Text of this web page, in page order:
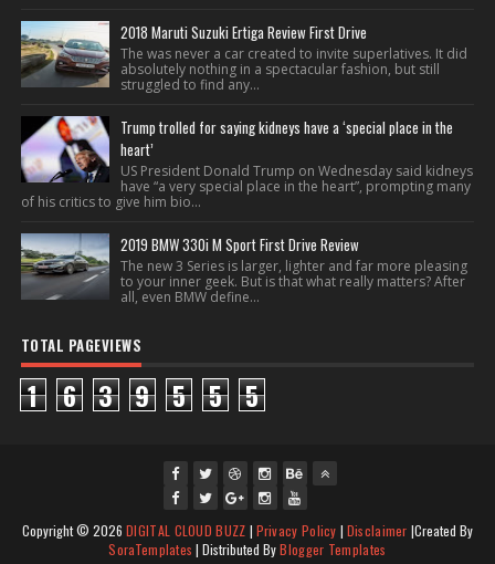
2018 Maruti Suzuki Ertiga Review First Drive
The was never a car created to invite superlatives. It did
absolutely nothing in a spectacular fashion, but still
struggled to find any...
Trump trolled for saying kidneys have a ‘special place in the
heart’
US President Donald Trump on Wednesday said kidneys
have “a very special place in the heart”, prompting many
of his critics to give him bio...
2019 BMW 330i M Sport First Drive Review
The new 3 Series is larger, lighter and far more pleasing
to your inner geek. But is that what really matters? After
all, even BMW define...
TOTAL PAGEVIEWS
1 6 3 9 5 5 5
fac
ebo
twi
tte
gpl
usJ
ins
tag
you
tub
Copyright ©2026DIGITAL CLOUD BUZZ | Privacy Policy | Disclaimer |Created By
SoraTemplates | Distributed ByBlogger Templates